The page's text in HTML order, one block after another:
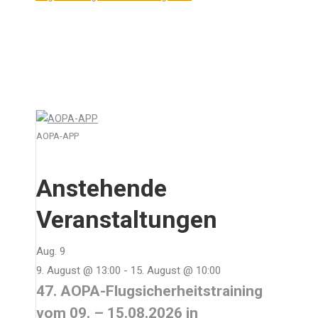
AOPA-APP
Anstehende
Veranstaltungen
Aug. 9
9. August @ 13:00 - 15. August @ 10:00
47. AOPA-Flugsicherheitstraining
vom 09. – 15.08.2026 in